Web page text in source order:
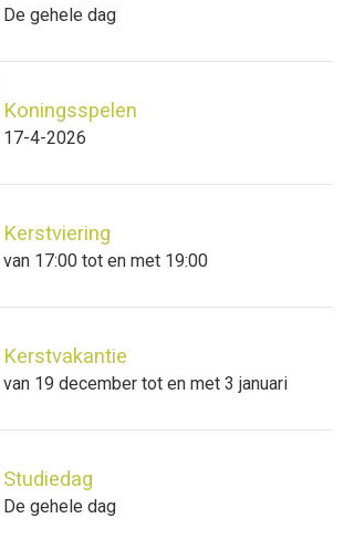
De gehele dag
Koningsspelen
17-4-2026
Kerstviering
van 17:00 tot en met 19:00
Kerstvakantie
van 19 december tot en met 3 januari
Studiedag
De gehele dag